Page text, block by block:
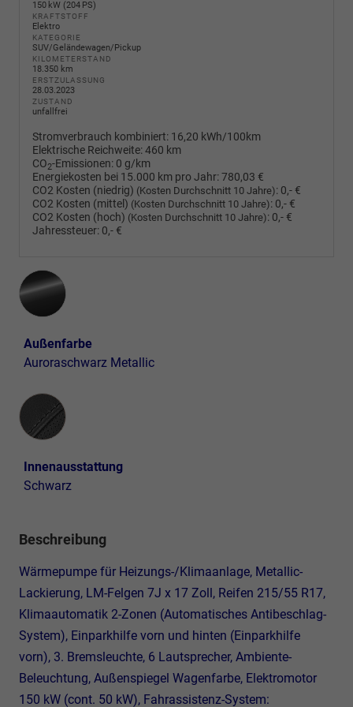
150 kW (204 PS)
KRAFTSTOFF
Elektro
KATEGORIE
SUV/Geländewagen/Pickup
KILOMETERSTAND
18.350 km
ERSTZULASSUNG
28.03.2023
ZUSTAND
unfallfrei
Stromverbrauch kombiniert: 16,20 kWh/100km
Elektrische Reichweite:460 km
CO2-Emissionen: 0 g/km
Energiekosten bei 15.000 km pro Jahr:780,03 €
CO2 Kosten (niedrig) (Kosten Durchschnitt 10 Jahre): 0,- €
CO2 Kosten (mittel) (Kosten Durchschnitt 10 Jahre): 0,- €
CO2 Kosten (hoch) (Kosten Durchschnitt 10 Jahre): 0,- €
Jahressteuer: 0,- €
Außenfarbe
Auroraschwarz Metallic
Innenausstattung
Innenausstattung
Schwarz
Beschreibung
Wärmepumpe für Heizungs-/Klimaanlage, Metallic-
Lackierung, LM-Felgen 7J x 17 Zoll, Reifen 215/55 R17,
Klimaautomatik 2-Zonen (Automatisches Antibeschlag-
System), Einparkhilfe vorn und hinten (Einparkhilfe
vorn), 3. Bremsleuchte, 6 Lautsprecher, Ambiente-
Beleuchtung, Außenspiegel Wagenfarbe, Elektromotor
150 kW (cont. 50 kW), Fahrassistenz-System: